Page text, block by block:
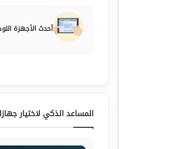
أحدث الأجهزة
المساعد الذكي لاختيار